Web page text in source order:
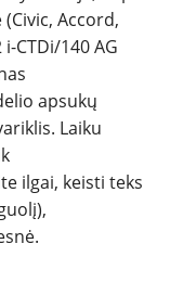
Accord,
CTDi/140 AG
apsukų
Laiku
ilgai, keisti teks